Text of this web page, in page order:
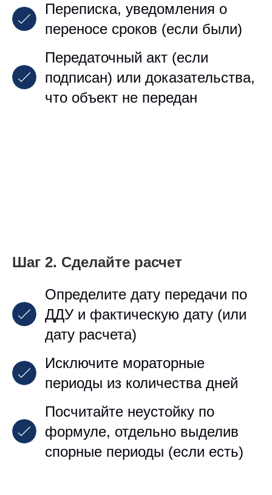
Переписка, уведомления о
переносе сроков (если были)
Передаточный акт (если
подписан) или доказательства,
что объект не передан
Шаг 2. Сделайте расчет
Определите дату передачи по
ДДУ и фактическую дату (или
дату расчета)
Исключите мораторные
периоды из количества дней
Посчитайте неустойку по
формуле, отдельно выделив
спорные периоды (если есть)